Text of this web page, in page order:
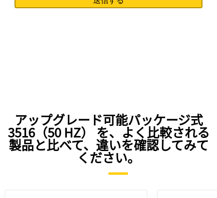
アップグレード可能パッケージ式
3516（50 HZ） を、よく比較される
製品と比べて、違いを確認してみて
ください。